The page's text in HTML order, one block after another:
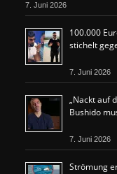
7. Juni 2026
100.000
stichelt
7. Juni 2026
„Nackt auf
Bushido
7. Juni 2026
Strömung